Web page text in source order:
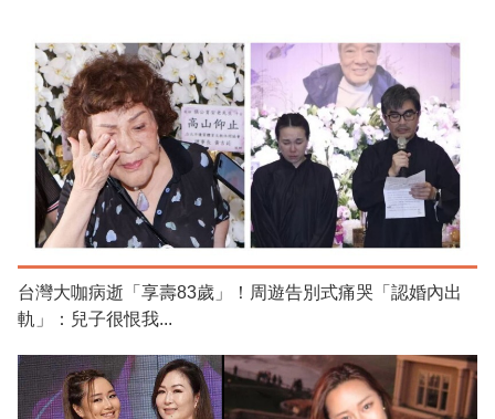
台灣大咖病逝「享壽83歲」！周遊告別式痛哭「認婚內出
軌」：兒子很恨我...